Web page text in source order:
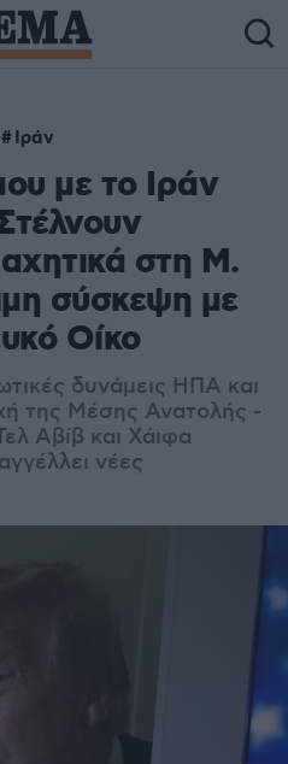
Ιράν
με το Ιράν
στη Μ.
σύσκεψη με
Οίκο
δυνάμεις ΗΠΑ και
της Μέσης Ανατολής -
Αβίβ και Χάιφα
νέες